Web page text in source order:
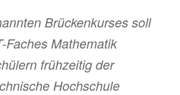
Brückenkurses soll
Faches Mathematik
frühzeitig der
Hochschule